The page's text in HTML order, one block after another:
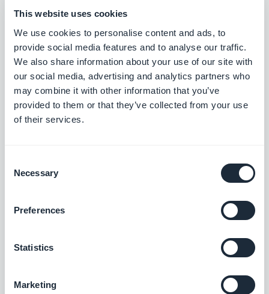
This website uses cookies
We use cookies to personalise content and ads, to
provide social media features and to analyse our traffic.
We also share information about your use of our site with
our social media, advertising and analytics partners who
may combine it with other information that you’ve
provided to them or that they’ve collected from your use
of their services.
Selection
Necessary
Preferences
Statistics
Marketing
apps sans écrire une ligne de code.